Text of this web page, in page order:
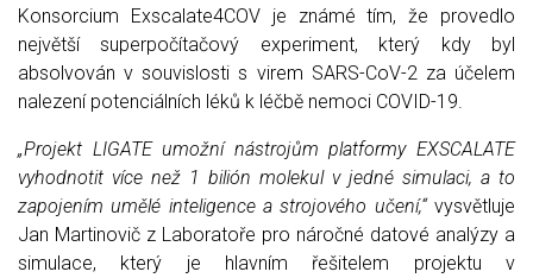
Konsorcium Exscalate4COV je známé tím, že provedlo
největší superpočítačový experiment, který kdy byl
absolvován v souvislosti s virem SARS-CoV-2 za účelem
nalezení potenciálních léků k léčbě nemoci COVID-19.
„Projekt LIGATEumožní nástrojům platformy EXSCALATE
vyhodnotit více než 1 bilión molekul v jedné simulaci, a to
zapojením umělé inteligence a strojového učení,“ vysvětluje
Jan Martinovič z Laboratoře pro náročné datové analýzy a
simulace, který je hlavním řešitelem projektu v